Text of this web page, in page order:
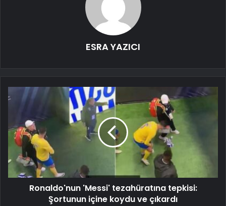
ESRA YAZICI
Ronaldo'nun 'Messi' tezahüratına tepkisi:
Şortunun içine koydu ve çıkardı